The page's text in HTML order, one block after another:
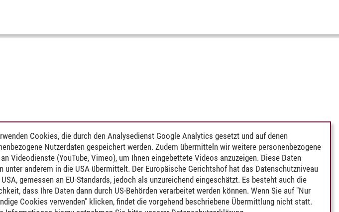
Cookies, die durch den Analysedienst Google Analytics gesetzt und auf denen
Nutzerdaten gespeichert werden. Zudem übermitteln wir weitere personenbezogene
Videodienste (YouTube, Vimeo), um Ihnen eingebettete Videos anzuzeigen. Diese Daten
unter anderem in die USA übermittelt. Der Europäische Gerichtshof hat das Datenschutzniveau
gemessen an EU-Standards, jedoch als unzureichend eingeschätzt. Es besteht auch die
dass Ihre Daten dann durch US-Behörden verarbeitet werden können. Wenn Sie auf "Nur
Cookies verwenden" klicken, findet die vorgehend beschriebene Übermittlung nicht statt.